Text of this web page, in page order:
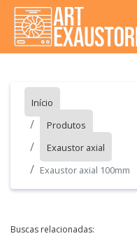
Início
Produtos
Exaustor axial
Exaustor axial 100mm
Buscas relacionadas: